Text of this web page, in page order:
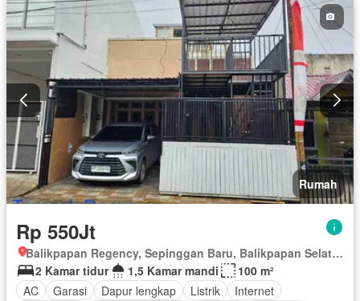
Rumah
Rp 550Jt
Balikpapan Regency, Sepinggan Baru, Balikpapan Selatan, Balikpapan, Kalimantan Timur
2 Kamar tidur
1,5 Kamar mandi
100 m²
AC
Garasi Dapur lengkap Listrik
Internet